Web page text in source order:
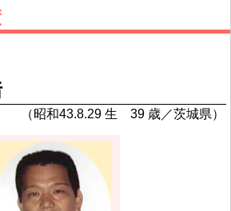
（昭和43.8.29 生 39 歳／茨城県）